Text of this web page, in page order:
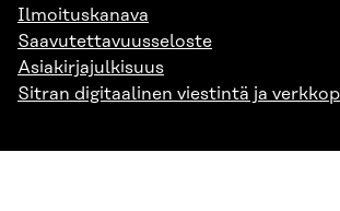
Ilmoituskanava
Saavutettavuusseloste
Asiakirjajulkisuus
Sitran digitaalinen viestintä ja